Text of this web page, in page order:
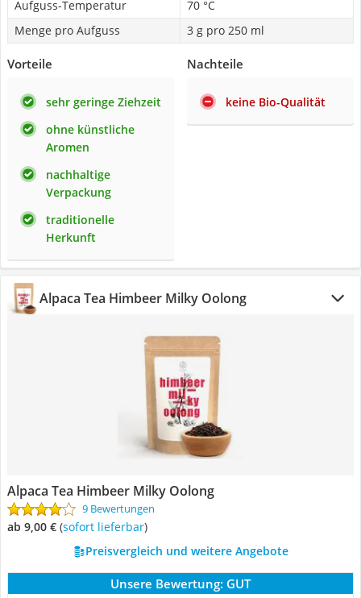
Aufguss-Temperatur
70 °C
Menge pro Aufguss
3 g pro 250 ml
Vorteile
sehr geringe Ziehzeit
ohne künstliche
Aromen
nachhaltige
Verpackung
traditionelle
Herkunft
Nachteile
keine Bio-Qualität
Alpaca Tea Himbeer Milky Oolong
Alpaca Tea Himbeer Milky Oolong
9 Bewertungen
ab 9,00 € ( Sofort lieferbar)
Preisvergleich und weitere Angebote
Unsere Bewertung: GUT